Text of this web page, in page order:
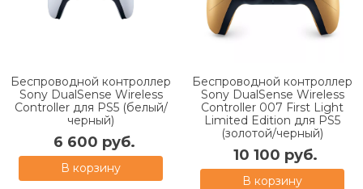
Беспроводной контроллер
Sony DualSense Wireless
Controller для PS5 (белый/
черный)
6 600 руб.
В корзину
Беспроводной контроллер
Sony DualSense Wireless
Controller 007 First Light
Limited Edition для PS5
(золотой/черный)
10 100 руб.
В корзину